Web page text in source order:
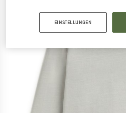
EINSTELLUNGEN